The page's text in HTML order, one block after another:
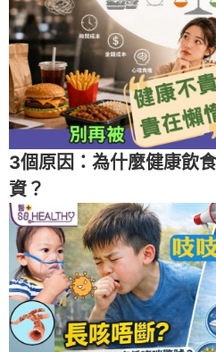
3個原因：為什麼健康飲
資？